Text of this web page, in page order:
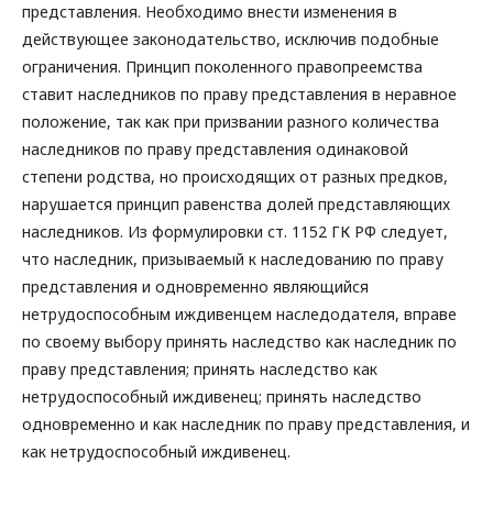
представления. Необходимо внести изменения в
действующее законодательство, исключив подобные
ограничения. Принцип поколенного правопреемства
ставит наследников по праву представления в неравное
положение, так как при призвании разного количества
наследников по праву представления одинаковой
степени родства, но происходящих от разных предков,
нарушается принцип равенства долей представляющих
наследников. Из формулировки ст. 1152 ГК РФ следует,
что наследник, призываемый к наследованию по праву
представления и одновременно являющийся
нетрудоспособным иждивенцем наследодателя, вправе
по своему выбору принять наследство как наследник по
праву представления; принять наследство как
нетрудоспособный иждивенец; принять наследство
одновременно и как наследник по праву представления, и
как нетрудоспособный иждивенец.